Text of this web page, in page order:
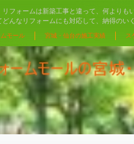
フォームは新築工事と違って、何より
どんなリフォームにも対応して、納得の
モール 宮城・仙台の施工実績 ス